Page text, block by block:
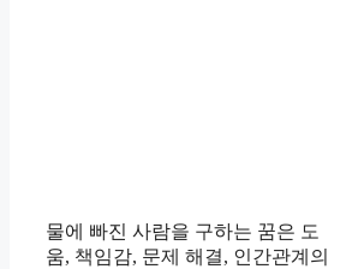
물에 빠진 사람을 구하는 꿈은 도
움, 책임감, 문제 해결, 인간관계의